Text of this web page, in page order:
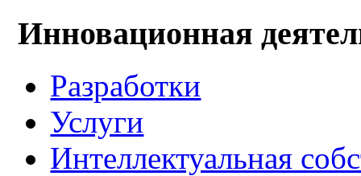
Инновационная
Разработки
Услуги
Интеллектуальная